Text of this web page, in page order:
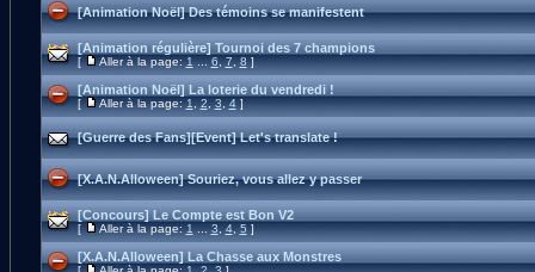
[Animation Noël] Des témoins se manifestent
[Animation régulière] Tournoi des 7 champions
[ Aller à la page:1...6,7,8]
[Animation Noël] La loterie du vendredi !
[ Aller à la page:1,2,3,4]
[Guerre des Fans][Event] Let's translate !
[X.A.N.Alloween] Souriez, vous allez y passer
[Concours] Le Compte est Bon V2
[ Aller à la page:1...3,4,5]
[X.A.N.Alloween] La Chasse aux Monstres